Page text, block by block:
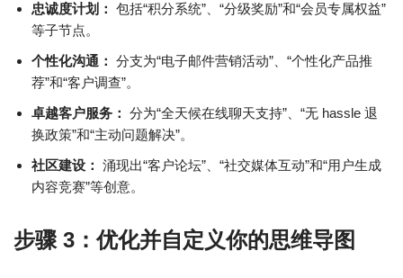
忠诚度计划： 包括“积分系统”、“分级奖励”和“会员专属权益”
等子节点。
个性化沟通： 分支为“电子邮件营销活动”、“个性化产品推
荐”和“客户调查”。
卓越客户服务： 分为“全天候在线聊天支持”、“无 hassle 退
换政策”和“主动问题解决”。
社区建设： 涌现出“客户论坛”、“社交媒体互动”和“用户生成
内容竞赛”等创意。
步骤 3：优化并自定义你的思维导图